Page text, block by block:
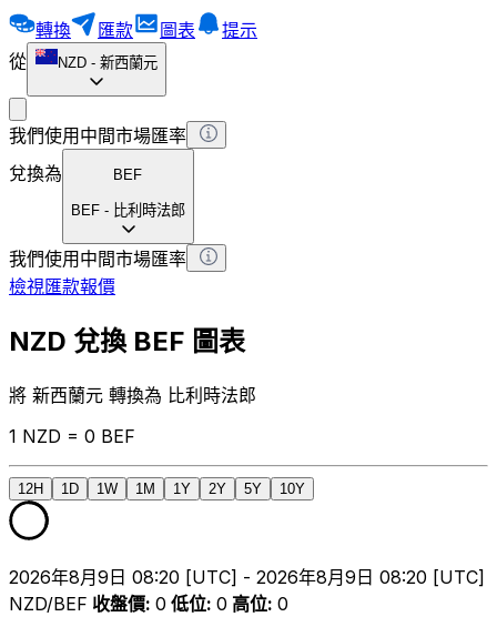
轉換 匯款 圖表
提示
從
NZD - 新西蘭元
我們使用中間市場匯率
兌換為
BEF
BEF - 比利時法郎
我們使用中間市場匯率
檢視匯款報價
NZD 兌換 BEF 圖表
將 新西蘭元 轉換為 比利時法郎
1 NZD = 0 BEF
12H 1D 1W 1M 1Y 2Y 5Y 10Y
2026年8月9日 08:20 [UTC] - 2026年8月9日 08:20 [UTC]
NZD/BEF 收盤價: 0 低位: 0 高位: 0